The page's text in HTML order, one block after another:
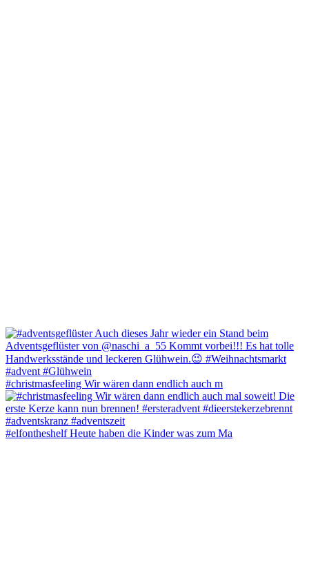
#christmasfeeling Wir wären dann endlich auch m
#elfontheshelf Heute haben die Kinder was zum Ma